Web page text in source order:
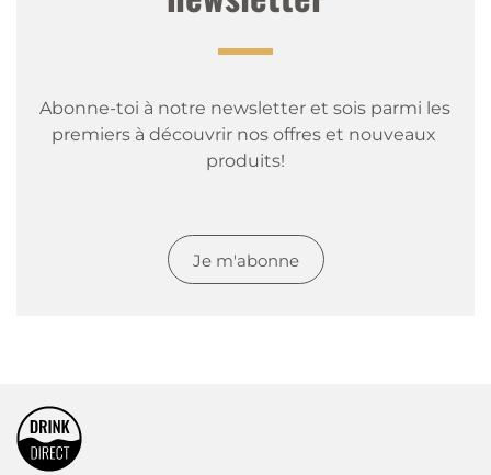
Abonne-toi à notre newsletter et sois parmi les
premiers à découvrir nos offres et nouveaux
produits!
Je m'abonne